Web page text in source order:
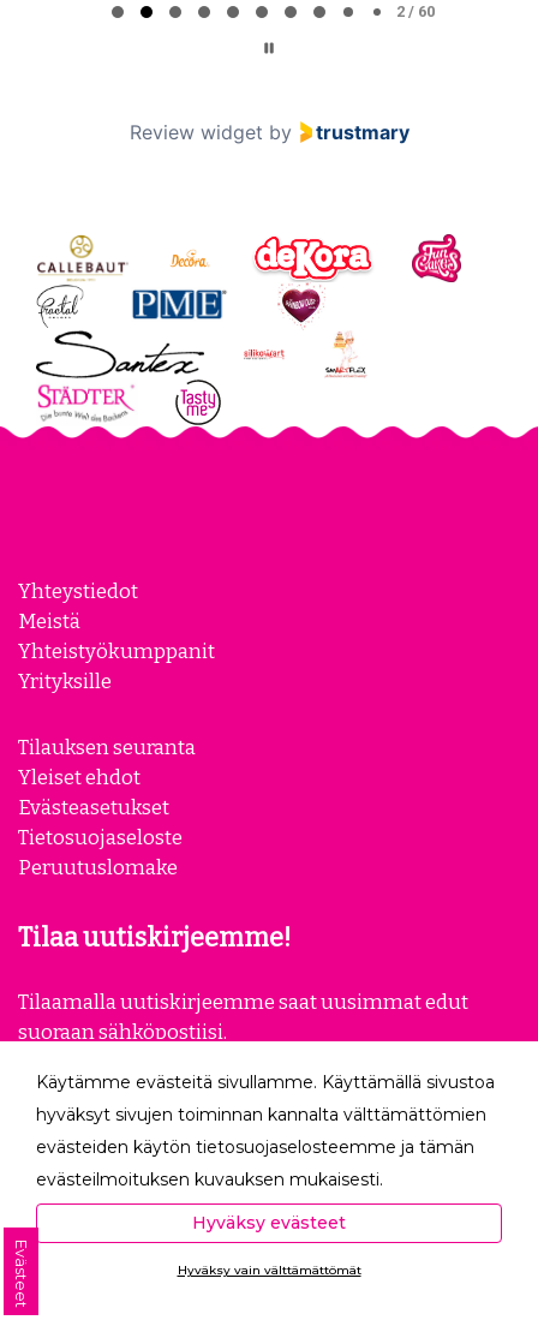
2 / 60
Review widget by trustmary
Yhteystiedot
Meistä
Yhteistyökumppanit
Yrityksille
Tilauksen seuranta
Yleiset ehdot
Evästeasetukset
Tietosuojaseloste
Peruutuslomake
Tilaa uutiskirjeemme!
Tilaamalla uutiskirjeemme saat uusimmat edut
suoraan sähköpostiisi.
Seuraa meitä
Käytämme evästeitä sivullamme. Käyttämällä sivustoa
hyväksyt sivujen toiminnan kannalta välttämättömien
evästeiden käytön tietosuojaselosteemme ja tämän
evästeilmoituksen kuvauksen mukaisesti.
Hyväksyessäsi analytiikka- ja markkinointievästeet
autat meitä mittaamaan ja analysoimaan
verkkosivumme toimintaa ja käyttöä (Analytiikka ja
Hyväksy evästeet
Hyväksy vain välttämättömät
Evästeet